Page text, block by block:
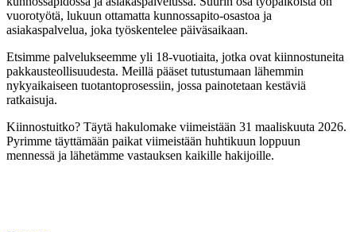
vuorotyötä, lukuun ottamatta kunnossapito-osastoa ja
asiakaspalvelua, joka työskentelee päiväsaikaan.
Etsimme palvelukseemme yli 18-vuotiaita, jotka ovat kiinnostuneita
pakkausteollisuudesta. Meillä pääset tutustumaan lähemmin
nykyaikaiseen tuotantoprosessiin, jossa painotetaan kestäviä
ratkaisuja.
Kiinnostuitko? Täytä hakulomake viimeistään 31 maaliskuuta 2026.
Pyrimme täyttämään paikat viimeistään huhtikuun loppuun
mennessä ja lähetämme vastauksen kaikille hakijoille.